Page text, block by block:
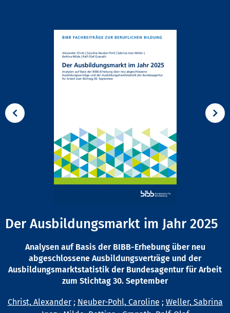
Der Ausbildungsmarkt im Jahr 2025
Analysen auf Basis der BIBB-Erhebung über neu
abgeschlossene Ausbildungsverträge und der
Ausbildungsmarktstatistik der Bundesagentur für Arbeit
zum Stichtag 30. September
Christ, Alexander; Neuber-Pohl, Caroline ; Weller, Sabrina